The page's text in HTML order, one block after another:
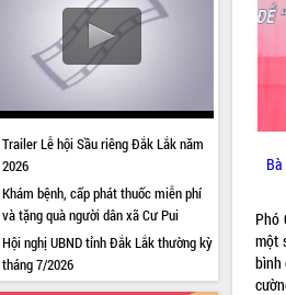
Trailer Lễ hội Sầu riêng Đắk Lắk năm
2026
Khám bệnh, cấp phát thuốc miễn phí
và tặng quà người dân xã Cư Pui
Hội nghị UBND tỉnh Đắk Lắk thường kỳ
tháng 7/2026
Phó
một
bình